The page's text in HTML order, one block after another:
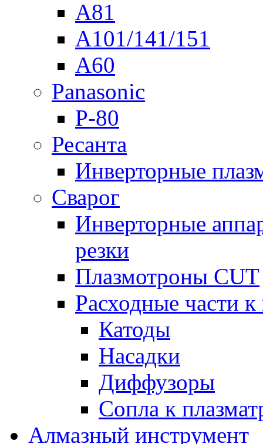
A81
A101/141/151
A60
Panasonic
P-80
Ресанта
Инверторные
Сварог
Инверторные
резки
Плазмотроны CUT
Расходные части
Катоды
Насадки
Диффузоры
Сопла к
Алмазный инструмент